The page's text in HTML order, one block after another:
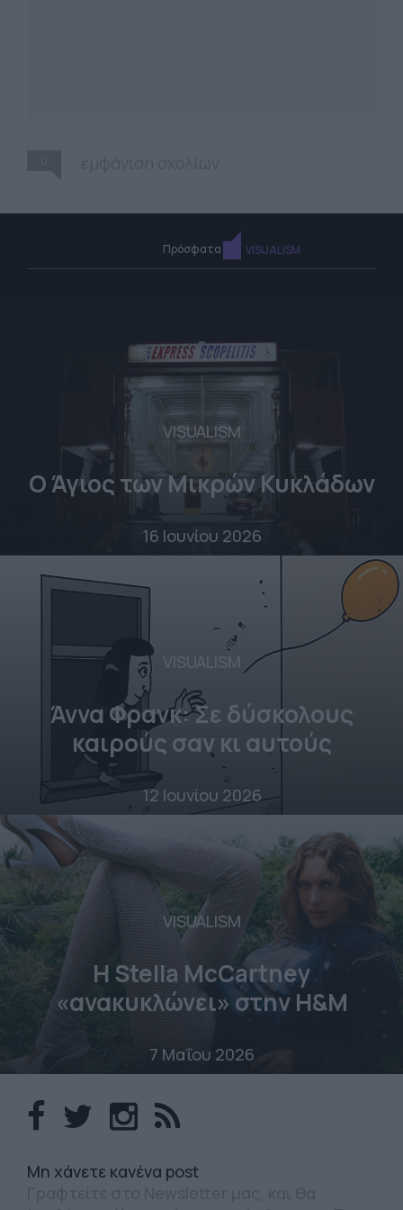
Πρόσφατα VISUALISM
VISUALISM
Ο Άγιος των Μικρών Κυκλάδων
16 Ιουνίου 2026
VISUALISM
Άννα Φρανκ: Σε δύσκολους
καιρούς σαν κι αυτούς
12 Ιουνίου 2026
VISUALISM
Η Stella McCartney
«ανακυκλώνει» στην H&M
7 Μαΐου 2026
Mη χάνετε κανένα post